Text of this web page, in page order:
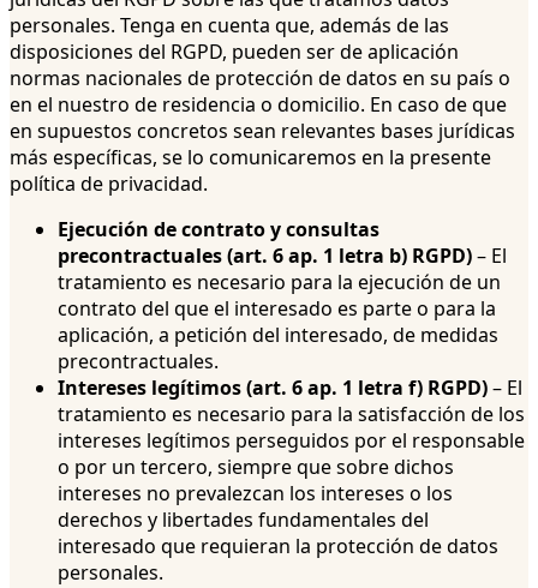
personales. Tenga en cuenta que, además de las
disposiciones del RGPD, pueden ser de aplicación
normas nacionales de protección de datos en su país o
en el nuestro de residencia o domicilio. En caso de que
en supuestos concretos sean relevantes bases jurídicas
más específicas, se lo comunicaremos en la presente
política de privacidad.
Ejecución de contrato y consultas
precontractuales (art. 6 ap. 1 letra b) RGPD)– El
tratamiento es necesario para la ejecución de un
contrato del que el interesado es parte o para la
aplicación, a petición del interesado, de medidas
precontractuales.
Intereses legítimos (art. 6 ap. 1 letra f) RGPD)– El
tratamiento es necesario para la satisfacción de los
intereses legítimos perseguidos por el responsable
o por un tercero, siempre que sobre dichos
intereses no prevalezcan los intereses o los
derechos y libertades fundamentales del
interesado que requieran la protección de datos
personales.